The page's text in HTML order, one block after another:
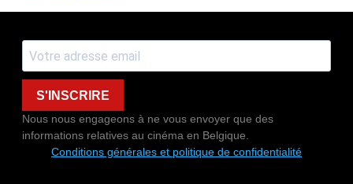
S'INSCRIRE
Nous nous engageons à ne vous envoyer que des
informations relatives au cinéma en Belgique.
Conditions générales et politique de confidentialité